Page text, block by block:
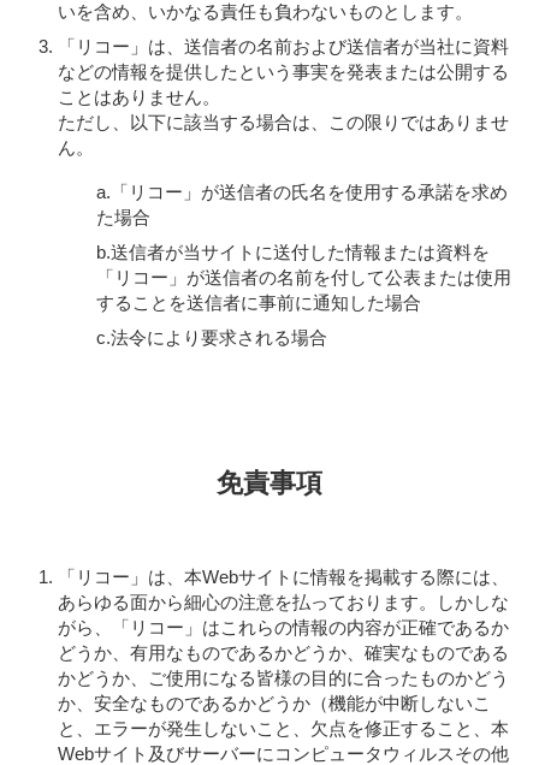
いを含め、いかなる責任も負わないものとします。
「リコー」は、送信者の名前および送信者が当社に資料
などの情報を提供したという事実を発表または公開する
ことはありません。
ただし、以下に該当する場合は、この限りではありませ
ん。
a.「リコー」が送信者の氏名を使用する承諾を求め
た場合
b.送信者が当サイトに送付した情報または資料を
「リコー」が送信者の名前を付して公表または使用
することを送信者に事前に通知した場合
c.法令により要求される場合
免責事項
「リコー」は、本Webサイトに情報を掲載する際には、
あらゆる面から細心の注意を払っております。しかしな
がら、「リコー」はこれらの情報の内容が正確であるか
どうか、有用なものであるかどうか、確実なものである
かどうか、ご使用になる皆様の目的に合ったものかどう
か、安全なものであるかどうか（機能が中断しないこ
と、エラーが発生しないこと、欠点を修正すること、本
Webサイト及びサーバーにコンピュータウィルスその他